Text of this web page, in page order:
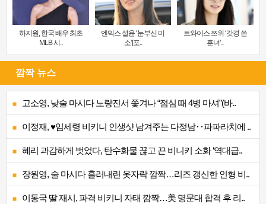
하지원, 한국 배우 최초
MLB 시..
엔믹스 설윤 ‘눈부신 미
소’[포..
트와이스 쯔위 ‘갓경 쓴
훈녀’..
깜짝 뉴스
고소영, 낮술 마시다 노량진서 쫓겨나 “점심 때 4병 마셔”(바..
이정재, ♥임세령 비키니 인생샷 남겨주는 다정남‥파파라치에 ..
혜리 과감하게 벗었다, 탄수화물 끊고 끈 비니키 소화 ‘역대급..
장원영, 술 마시다 흘러내린 옷자락 깜짝…리즈 갱신한 인형 비..
이동국 딸 재시, 파격 비키니 자태 깜짝…美 명문대 합격 후 리..